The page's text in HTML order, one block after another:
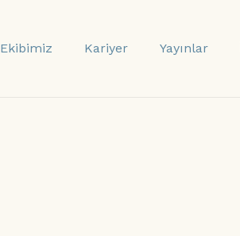
Ekibimiz Kariyer Yayınlar